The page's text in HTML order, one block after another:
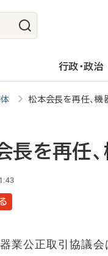
行政・政治
松本会長を再任、機
長を再任
業公正取引協議会